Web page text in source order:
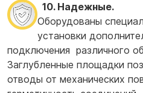
10. Надежные.
Оборудованы
установки
подключения различного
Заглубленные площадки
отводы от механических